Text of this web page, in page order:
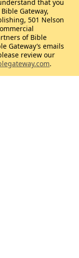
that you
Gateway,
501 Nelson
of Bible
Gateway’s emails
review our
.